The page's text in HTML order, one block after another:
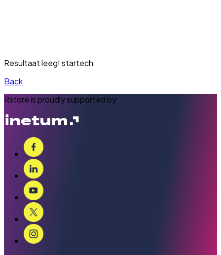
Resultaat leeg! startech
Back
Rstore is proudly supported by